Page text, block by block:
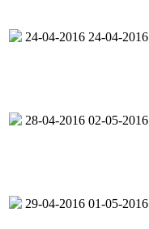
24-04-2016 24-04-2016
28-04-2016 02-05-2016
29-04-2016 01-05-2016